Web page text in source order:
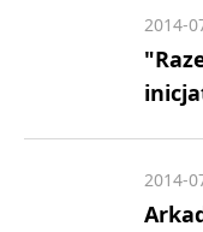
2014-
2014-